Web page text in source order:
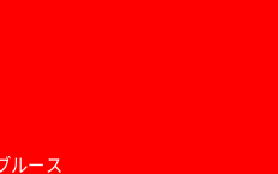
ルース